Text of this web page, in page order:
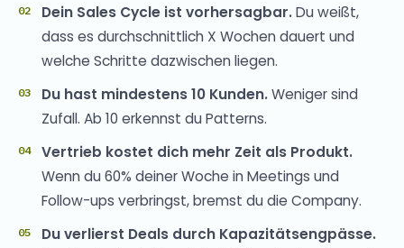
Dein Sales Cycle ist vorhersagbar.Du weißt,
dass es durchschnittlich X Wochen dauert und
welche Schritte dazwischen liegen.
Du hast mindestens 10 Kunden.Weniger sind
Zufall. Ab 10 erkennst du Patterns.
Vertrieb kostet dich mehr Zeit als Produkt.
Wenn du 60% deiner Woche in Meetings und
Follow-ups verbringst, bremst du die Company.
Du verlierst Deals durch Kapazitätsengpässe.